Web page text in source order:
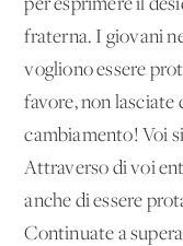
per esprimere il
fraterna. I giovani
vogliono essere
favore, non
cambiamento! Voi
Attraverso di voi
anche di essere
Continuate a